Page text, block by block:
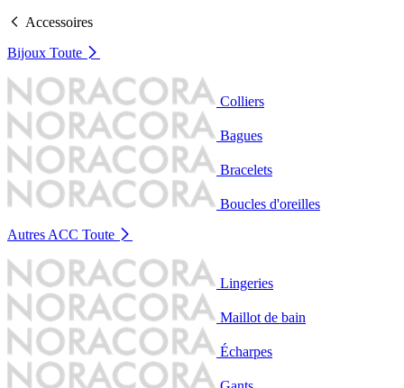
Accessoires
Bijoux Toute
Colliers
Bagues
Bracelets
Boucles d'oreilles
Autres ACC Toute
Lingeries
Maillot de bain
Écharpes